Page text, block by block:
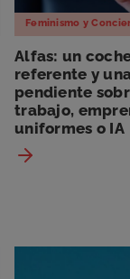
Feminismo y
Alfas: un
referente y
pendiente
trabajo,
uniformes o IA